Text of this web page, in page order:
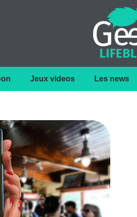
Jeux videos Les news